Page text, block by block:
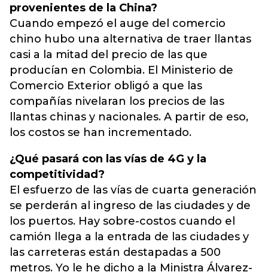
provenientes de la China?
Cuando empezó el auge del comercio
chino hubo una alternativa de traer llantas
casi a la mitad del precio de las que
producían en Colombia. El Ministerio de
Comercio Exterior obligó a que las
compañías nivelaran los precios de las
llantas chinas y nacionales. A partir de eso,
los costos se han incrementado.
¿Qué pasará con las vías de 4G y la
competitividad?
El esfuerzo de las vías de cuarta generación
se perderán al ingreso de las ciudades y de
los puertos. Hay sobre-costos cuando el
camión llega a la entrada de las ciudades y
las carreteras están destapadas a 500
metros. Yo le he dicho a la Ministra Álvarez-